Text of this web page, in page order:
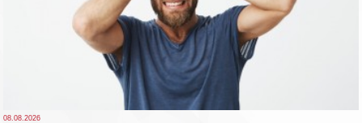
08.08.2026